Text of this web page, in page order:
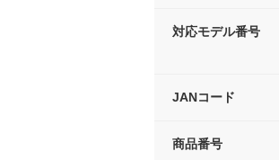
対応モデル番号
JANコード
商品番号